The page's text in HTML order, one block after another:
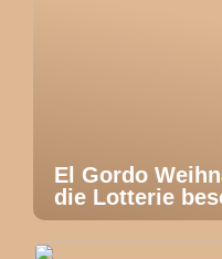
El Gordo
die Lotterie